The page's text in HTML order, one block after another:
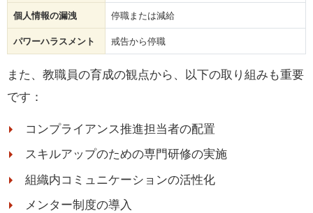
個人情報の漏洩 停職または減給
パワーハラスメント 戒告から停職
また、教職員の育成の観点から、以下の取り組みも重要
です：
コンプライアンス推進担当者の配置
スキルアップのための専門研修の実施
組織内コミュニケーションの活性化
メンター制度の導入